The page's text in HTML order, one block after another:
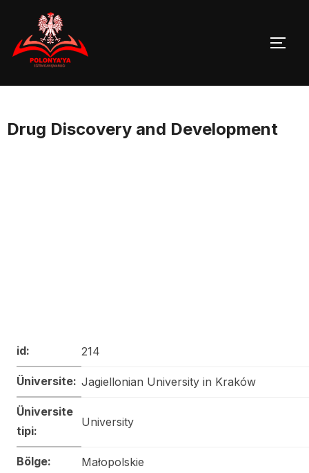
content
Drug Discovery and Development
id: 214
Üniversite: Jagiellonian University in Kraków
Üniversite
tipi:
University
Bölge: Małopolskie